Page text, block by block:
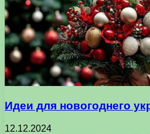
Идеи для новогоднего
12.12.2024